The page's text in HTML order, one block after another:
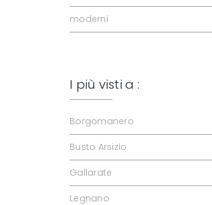
moderni
I più visti a :
Borgomanero
Busto Arsizio
Gallarate
Legnano